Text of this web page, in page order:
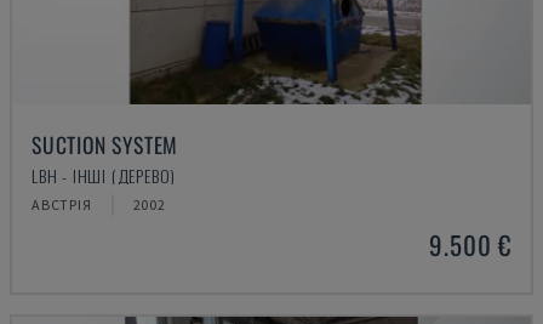
SUCTION SYSTEM
LBH - ІНШІ (ДЕРЕВО)
АВСТРІЯ 2002
9.500 €